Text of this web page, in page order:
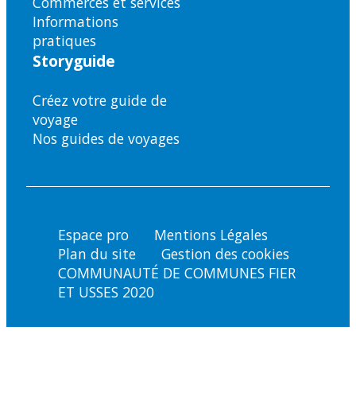
Informations
pratiques
Storyguide
Créez votre guide de
voyage
Nos guides de voyages
Espace pro
Mentions Légales
Plan du site
Gestion des cookies